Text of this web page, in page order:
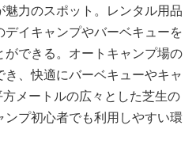
力のスポット。レンタル用品
イキャンプやバーベキューを
できる。オートキャンプ場の
、快適にバーベキューやキャ
メートルの広々とした芝生の
プ初心者でも利用しやすい環